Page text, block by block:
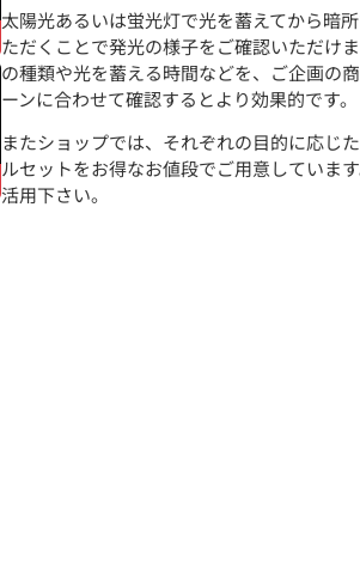
太陽光あるいは蛍光灯で光を蓄えてから暗
ただくことで発光の様子をご確認いただけ
の種類や光を蓄える時間などを、ご企画の
ーンに合わせて確認するとより効果的です。
またショップでは、それぞれの目的に応じ
ルセットをお得なお値段でご用意していま
活用下さい。